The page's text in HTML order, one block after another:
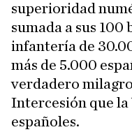
superioridad
sumada a sus 100
infantería de
más de 5.000
verdadero
Intercesión que la
españoles.